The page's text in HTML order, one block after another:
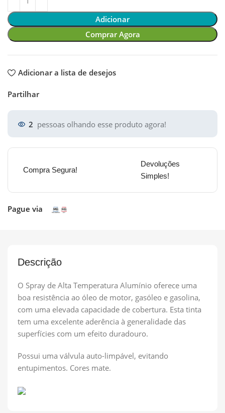
Adicionar
Comprar Agora
Adicionar a lista de desejos
Partilhar
2 pessoas olhando esse produto agora!
Compra Segura!
Devoluções
Simples!
Pague via
Descrição
O Spray de Alta Temperatura Alumínio oferece uma
boa resistência ao óleo de motor, gasóleo e gasolina,
com uma elevada capacidade de cobertura. Esta tinta
tem uma excelente aderência à generalidade das
superfícies com um efeito duradouro.
Possui uma válvula auto-limpável, evitando
entupimentos. Cores mate.